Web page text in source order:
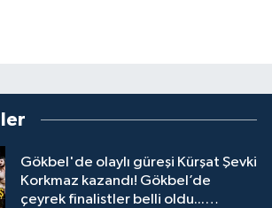
Gökbel'de olaylı güreşi Kürşat Şevki
Korkmaz kazandı! Gökbel’de
çeyrek finalistler belli oldu...